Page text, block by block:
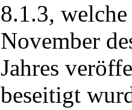
8.1.3,
November
Jahres
beseitigt